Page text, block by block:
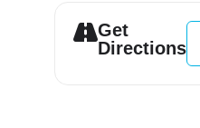
Get
Directions